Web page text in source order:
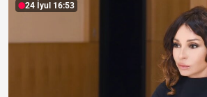
24 İyul 16:53